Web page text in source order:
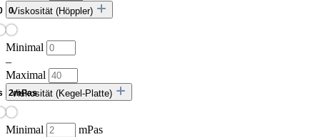
Viskosität (Höppler)
Minimal
–
Maximal
Viskosität (Kegel-Platte)
Minimal
mPas